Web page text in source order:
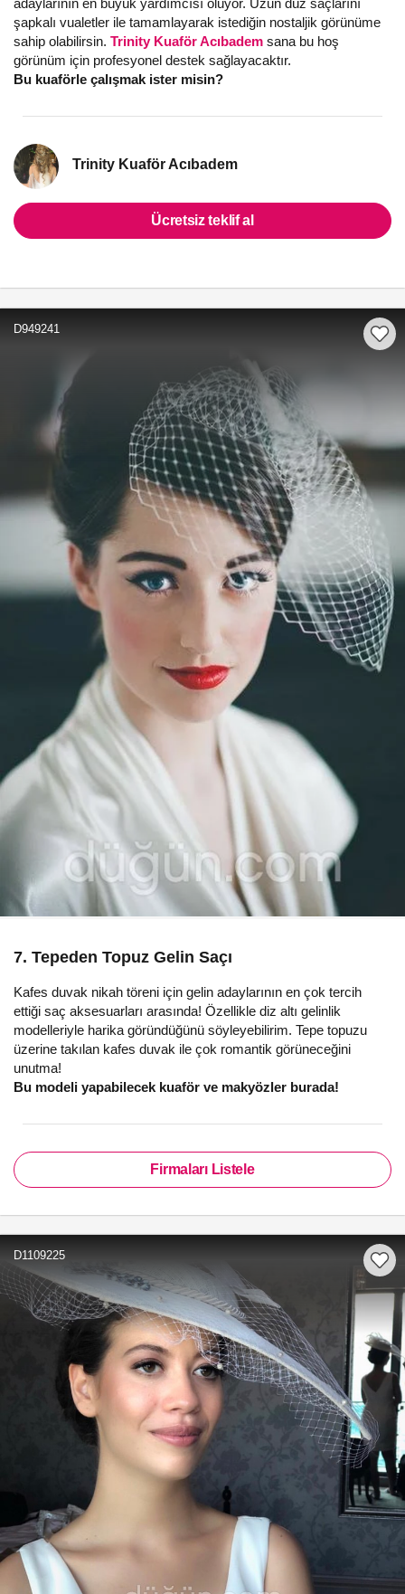
adaylarının en büyük yardımcısı oluyor. Uzun düz saçlarını
şapkalı vualetler ile tamamlayarak istediğin nostaljik görünüme
sahip olabilirsin. Trinity Kuaför Acıbadem sana bu hoş
görünüm için profesyonel destek sağlayacaktır.
Bu kuaförle çalışmak ister misin?
Trinity Kuaför Acıbadem
Ücretsiz teklif al
D949241
7. Tepeden Topuz Gelin Saçı
Kafes duvak nikah töreni için gelin adaylarının en çok tercih
ettiği saç aksesuarları arasında! Özellikle diz altı gelinlik
modelleriyle harika göründüğünü söyleyebilirim. Tepe topuzu
üzerine takılan kafes duvak ile çok romantik görüneceğini
unutma!
Bu modeli yapabilecek kuaför ve makyözler burada!
Firmaları Listele
D1109225